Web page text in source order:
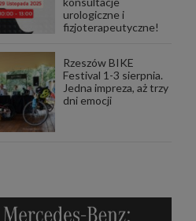
urologiczne i
fizjoterapeutyczne!
Rzeszów BIKE
Festival 1-3 sierpnia.
Jedna impreza, aż trzy
dni emocji